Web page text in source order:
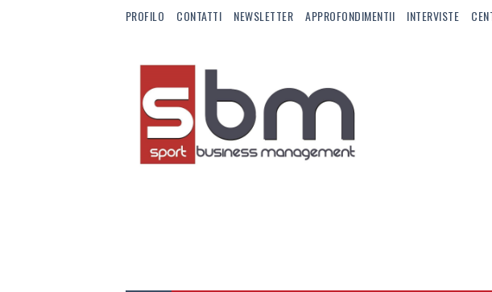
PROFILO CONTATTI NEWSLETTER APPROFONDIMENTII INTERVISTE